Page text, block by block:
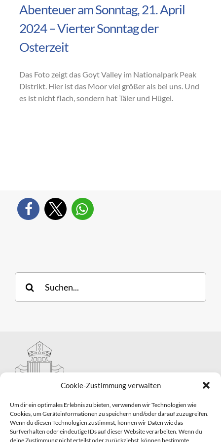
Cookie-Zustimmung verwalten
Um dir ein optimales Erlebnis zu bieten, verwenden wir Technologien wie
Cookies, um Geräteinformationen zu speichern und/oder darauf zuzugreifen.
Wenn du diesen Technologien zustimmst, können wir Daten wie das
Surfverhalten oder eindeutige IDs auf dieser Website verarbeiten. Wenn du
deine Zustimmung nicht erteilst oder zurückziehst, können bestimmte
Abenteuer am Sonntag, 21. April
2024 – Vierter Sonntag der
Osterzeit
Das Foto zeigt das Goyt Valley im Nationalpark Peak
Distrikt. Hier ist das Moor viel größer als bei uns. Und
es ist nicht flach, sondern hat Täler und Hügel.
nach:
Hauptabteilung II – Seelsorge
Pastorale Grunddienste und Sakramentenpastoral